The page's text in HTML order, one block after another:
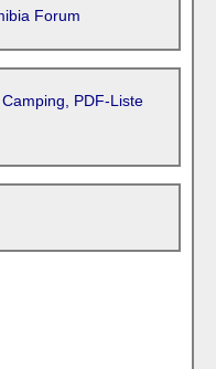
Forum
Camping, PDF-Liste